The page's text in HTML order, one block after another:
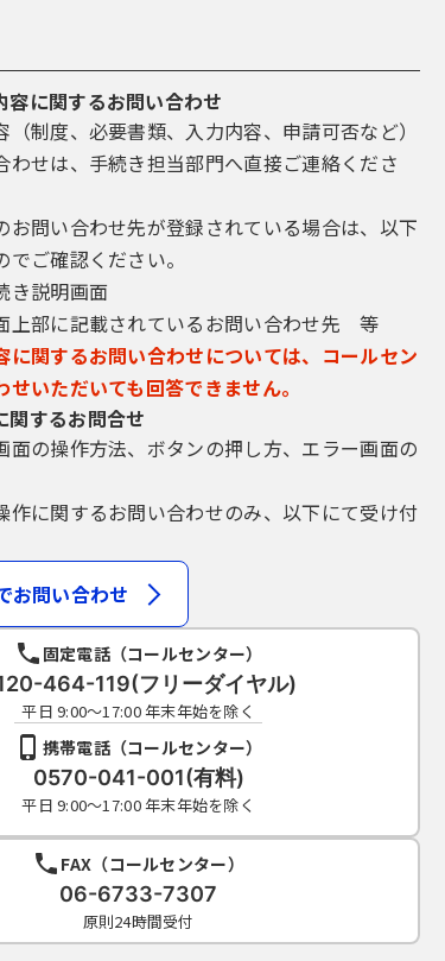
容に関するお問い合わせ
制度、必要書類、入力内容、申請可否など）
わせは、手続き担当部門へ直接ご連絡くださ
お問い合わせ先が登録されている場合は、以下
ご確認ください。
き説明画面
上部に記載されているお問い合わせ先 等
関するお問い合わせについては、コールセン
いただいても回答できません。
関するお問合せ
面の操作方法、ボタンの押し方、エラー画面の
作に関するお問い合わせのみ、以下にて受け付
お問い合わせ
固定電話（コールセンター）
464-119(フリーダイヤル)
平日 9:00～17:00 年末年始を除く
携帯電話（コールセンター）
0570-041-001(有料)
平日 9:00～17:00 年末年始を除く
FAX（コールセンター）
06-6733-7307
原則24時間受付